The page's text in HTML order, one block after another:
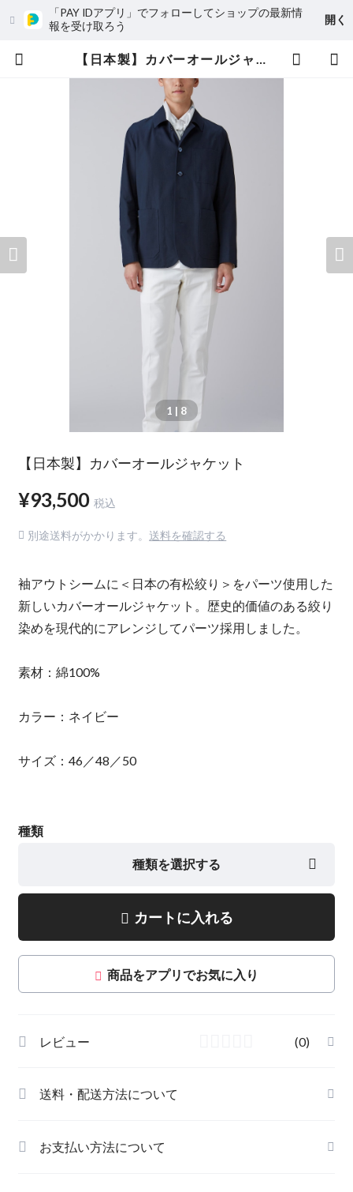
「PAY IDアプリ」でフォローしてショップの最新情
報を受け取ろう
開く
【日本製】カバーオールジャケット | Magnolia Tokyo
1 | 8
【日本製】カバーオールジャケット
¥93,500 税込
別途送料がかかります。 送料を確認する
袖アウトシームに＜日本の有松絞り＞をパーツ使用した
新しいカバーオールジャケット。歴史的価値のある絞り
染めを現代的にアレンジしてパーツ採用しました。
素材：綿100%
カラー：ネイビー
サイズ：46／48／50
種類
種類を選択する
カートに入れる
商品をアプリでお気に入り
レビュー (0)
送料・配送方法について
お支払い方法について